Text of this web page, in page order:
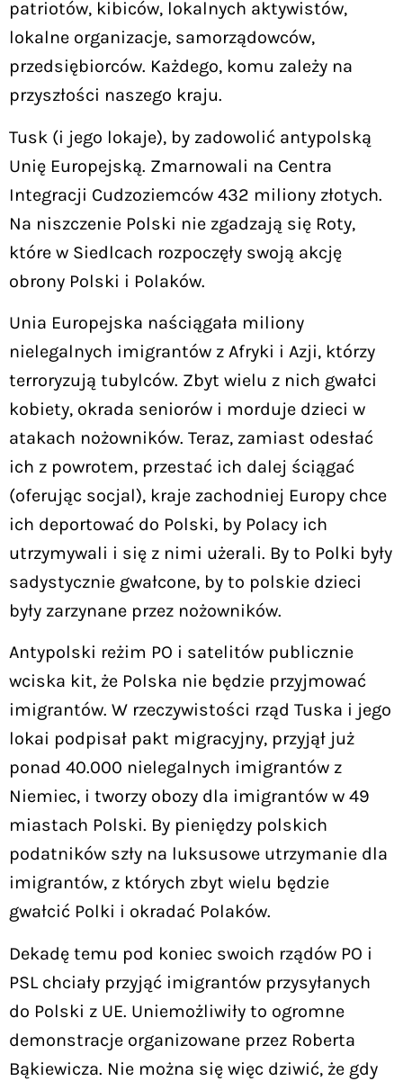
patriotów, kibiców, lokalnych aktywistów,
lokalne organizacje, samorządowców,
przedsiębiorców. Każdego, komu zależy na
przyszłości naszego kraju.
Tusk (i jego lokaje), by zadowolić antypolską
Unię Europejską. Zmarnowali na Centra
Integracji Cudzoziemców 432 miliony złotych.
Na niszczenie Polski nie zgadzają się Roty,
które w Siedlcach rozpoczęły swoją akcję
obrony Polski i Polaków.
Unia Europejska naściągała miliony
nielegalnych imigrantów z Afryki i Azji, którzy
terroryzują tubylców. Zbyt wielu z nich gwałci
kobiety, okrada seniorów i morduje dzieci w
atakach nożowników. Teraz, zamiast odesłać
ich z powrotem, przestać ich dalej ściągać
(oferując socjal), kraje zachodniej Europy chce
ich deportować do Polski, by Polacy ich
utrzymywali i się z nimi użerali. By to Polki były
sadystycznie gwałcone, by to polskie dzieci
były zarzynane przez nożowników.
Antypolski reżim PO i satelitów publicznie
wciska kit, że Polska nie będzie przyjmować
imigrantów. W rzeczywistości rząd Tuska i jego
lokai podpisał pakt migracyjny, przyjął już
ponad 40.000 nielegalnych imigrantów z
Niemiec, i tworzy obozy dla imigrantów w 49
miastach Polski. By pieniędzy polskich
podatników szły na luksusowe utrzymanie dla
imigrantów, z których zbyt wielu będzie
gwałcić Polki i okradać Polaków.
Dekadę temu pod koniec swoich rządów PO i
PSL chciały przyjąć imigrantów przysyłanych
do Polski z UE. Uniemożliwiły to ogromne
demonstracje organizowane przez Roberta
Bąkiewicza. Nie można się więc dziwić, że gdy